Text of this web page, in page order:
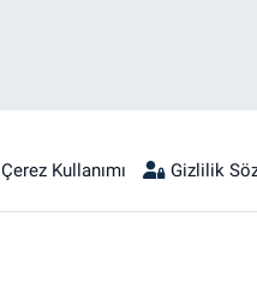
Çerez Kullanımı Gizlilik